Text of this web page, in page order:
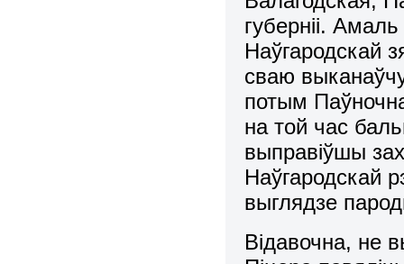
губерніі.
Наўгародскай
сваю
потым
на той час
выправіўшы
Наўгародскай
выглядзе
Відавочна, не